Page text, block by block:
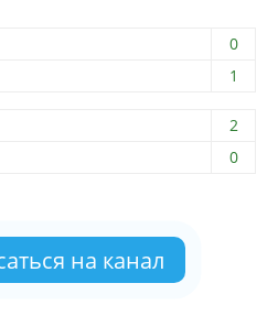
0
1
2
0
на канал